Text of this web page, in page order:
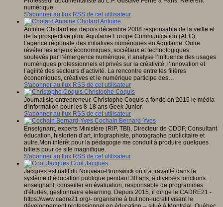
numérique
S'abonner au flux RSS de cet utilisateur
Chotard Antoine
Antoine Chotard est depuis décembre 2008 responsable de la veille et
de la prospective pour Aquitaine Europe Communication (AEC),
l’agence régionale des initiatives numériques en Aquitaine. Outre
révéler les enjeux économiques, sociétaux et technologiques
soulevés par l’émergence numérique, il analyse l’influence des usages
numériques professionnels et privés sur la créativité, l’innovation et
l’agilité des secteurs d’activité. La rencontre entre les filières
économiques, créatives et le numérique participe des…
S'abonner au flux RSS de cet utilisateur
Christophe Coquis
Journaliste entrepreneur, Christophe Coquis a fondé en 2015 le média
d'information pour les 8-18 ans Geek Junior.
S'abonner au flux RSS de cet utilisateur
Cochain Bernard-Yves
Enseignant, experts Ministère (RIP, TBI), Directeur de CDDP, Consultant
éducation, historien d’art, infographiste, photographe publicitaire et
autre.Mon intérêt pour la pédagogie me conduit à produire quelques
billets pour ce site magnifique.
S'abonner au flux RSS de cet utilisateur
Cool Jacques
Jacques est natif du Nouveau-Brunswick où il a travaillé dans le
système d’éducation publique pendant 30 ans, à diverses fonctions :
enseignant, conseiller en évaluation, responsable de programmes
d'études, gestionnaire elearning. Depuis 2015, il dirige le CADRE21 -
https://www.cadre21.org/- organisme à but non-lucratif visant le